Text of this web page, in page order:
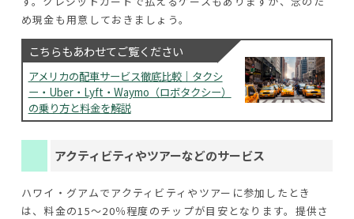
め現金も用意しておきましょう。
こちらもあわせてご覧ください
アメリカの配車サービス徹底比較｜タクシ
ー・Uber・Lyft・Waymo（ロボタクシー）
の乗り方と料金を解説
アクティビティやツアーなどのサービス
ハワイ・グアムでアクティビティやツアーに参加したとき
は、料金の15～20％程度のチップが目安となります。提供さ